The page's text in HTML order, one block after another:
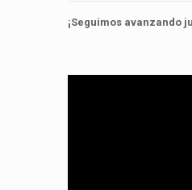
¡Seguimos avanzando